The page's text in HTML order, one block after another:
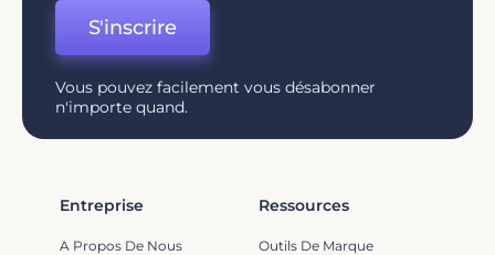
S'inscrire
Vous pouvez facilement vous désabonner
n'importe quand.
Entreprise
A Propos De Nous
Ressources
Outils De Marque